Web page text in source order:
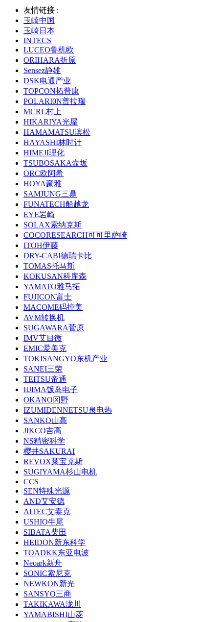
友情链接 :
玉崎中国
玉崎日本
INTECS
LUCEO鲁机欧
ORIHARA折原
Sensez静雄
DSK电通产业
TOPCON拓普康
POLARI0N普拉瑞
MCRL村上
HIKARIYA光屋
HAMAMATSU滨松
HAYASHI林时计
HIMEJI理化
TSUBOSAKA壸坂
ORC欧阿希
HOYA豪雅
SAMJUNG三鼎
FUNATECH船越龙
EYE岩崎
SOLAX索纳克斯
COCORESEARCH可可里萨崎
ITOH伊藤
DRY-CABI德瑞卡比
TOMAS托马斯
KOKUSAN科库森
YAMATO雅马拓
FUJICON富士
MACOME码控美
AVM转换机
SUGAWARA菅原
IMV艾目微
EMIC爱美克
TOKISANGYO东机产业
SANEI三荣
TEITSU帝通
IIJIMA饭岛电子
OKANO冈野
IZUMIDENNETSU泉电热
SANKO山高
JIKCO吉高
NS精密科学
樱井SAKURAI
REVOX莱宝克斯
SUGIYAMA杉山电机
CCS
SEN特殊光源
AND艾安德
AITEC艾泰克
USHIO牛尾
SIBATA柴田
HEIDON新东科学
TOADKK东亚电波
Neoark新舟
SONIC索尼克
NEWKON新光
SANSYO三商
TAKIKAWA泷川
YAMABISHI山菱